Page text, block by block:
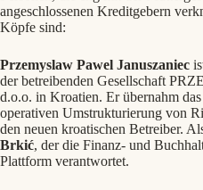
angeschlossenen Kreditgebern
Köpfe sind:
Przemyslaw Pawel Januszaniec
der betreibenden Gesellschaft
d.o.o. in Kroatien. Er übernahm
operativen Umstrukturierung von
den neuen kroatischen Betreiber.
Brkić, der die Finanz- und
Plattform verantwortet.